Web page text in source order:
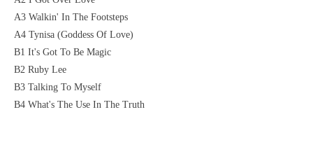
A3 Walkin' In The Footsteps
A4 Tynisa (Goddess Of Love)
B1 It's Got To Be Magic
B2 Ruby Lee
B3 Talking To Myself
B4 What's The Use In The Truth